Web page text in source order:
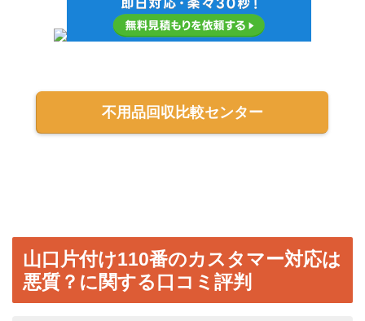
不用品回収比較センター
山口片付け110番のカスタマー対応は
悪質？に関する口コミ評判